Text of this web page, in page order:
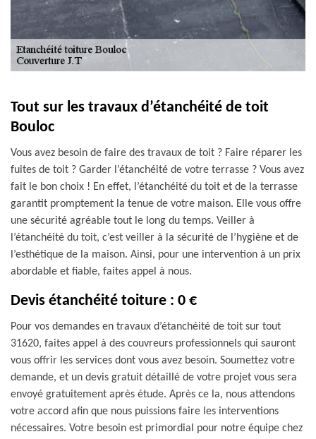
Tout sur les travaux d’étanchéité de toit
Bouloc
Vous avez besoin de faire des travaux de toit ? Faire réparer les
fuites de toit ? Garder l’étanchéité de votre terrasse ? Vous avez
fait le bon choix ! En effet, l’étanchéité du toit et de la terrasse
garantit promptement la tenue de votre maison. Elle vous offre
une sécurité agréable tout le long du temps. Veiller à
l’étanchéité du toit, c’est veiller à la sécurité de l’hygiène et de
l’esthétique de la maison. Ainsi, pour une intervention à un prix
abordable et fiable, faites appel à nous.
Devis étanchéité toiture : 0 €
Pour vos demandes en travaux d’étanchéité de toit sur tout
31620, faites appel à des couvreurs professionnels qui sauront
vous offrir les services dont vous avez besoin. Soumettez votre
demande, et un devis gratuit détaillé de votre projet vous sera
envoyé gratuitement après étude. Après ce la, nous attendons
votre accord afin que nous puissions faire les interventions
nécessaires. Votre besoin est primordial pour notre équipe chez